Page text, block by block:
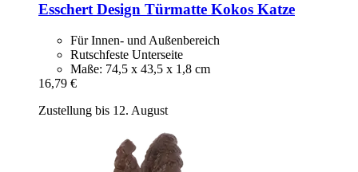
Esschert Design Türmatte Kokos Katze
Für Innen- und Außenbereich
Rutschfeste Unterseite
Maße: 74,5 x 43,5 x 1,8 cm
16,79 €
Zustellung bis 12. August